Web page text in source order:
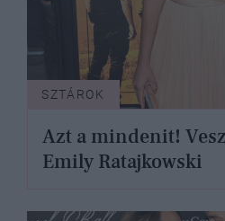
SZTÁROK
Azt a mindenit!
Emily Ratajkowski